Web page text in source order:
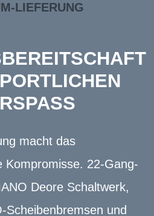
LIEFERUNG
macht das
Kompromisse. 22-Gang-
Deore Schaltwerk,
Scheibenbremsen und